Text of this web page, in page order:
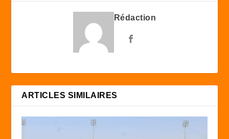
Rédaction
ARTICLES SIMILAIRES